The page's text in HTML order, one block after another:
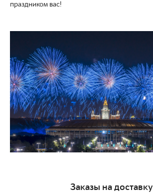
праздником вас!
Заказы на доставку